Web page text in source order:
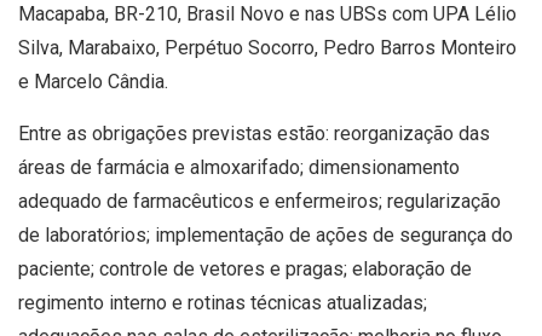
Macapaba, BR-210, Brasil Novo e nas UBSs com UPA Lélio
Silva, Marabaixo, Perpétuo Socorro, Pedro Barros Monteiro
e Marcelo Cândia.
Entre as obrigações previstas estão: reorganização das
áreas de farmácia e almoxarifado; dimensionamento
adequado de farmacêuticos e enfermeiros; regularização
de laboratórios; implementação de ações de segurança do
paciente; controle de vetores e pragas; elaboração de
regimento interno e rotinas técnicas atualizadas;